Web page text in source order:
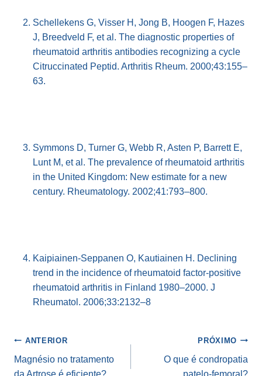
Schellekens G, Visser H, Jong B, Hoogen F, Hazes
J, Breedveld F, et al. The diagnostic properties of
rheumatoid arthritis antibodies recognizing a cycle
Citruccinated Peptid. Arthritis Rheum. 2000;43:155–
63.
Symmons D, Turner G, Webb R, Asten P, Barrett E,
Lunt M, et al. The prevalence of rheumatoid arthritis
in the United Kingdom: New estimate for a new
century. Rheumatology. 2002;41:793–800.
Kaipiainen-Seppanen O, Kautiainen H. Declining
trend in the incidence of rheumatoid factor-positive
rheumatoid arthritis in Finland 1980–2000. J
Rheumatol. 2006;33:2132–8
Navegação
de
ANTERIOR
Magnésio no tratamento
da Artrose é eficiente?
PRÓXIMO
O que é condropatia
patelo-femoral?